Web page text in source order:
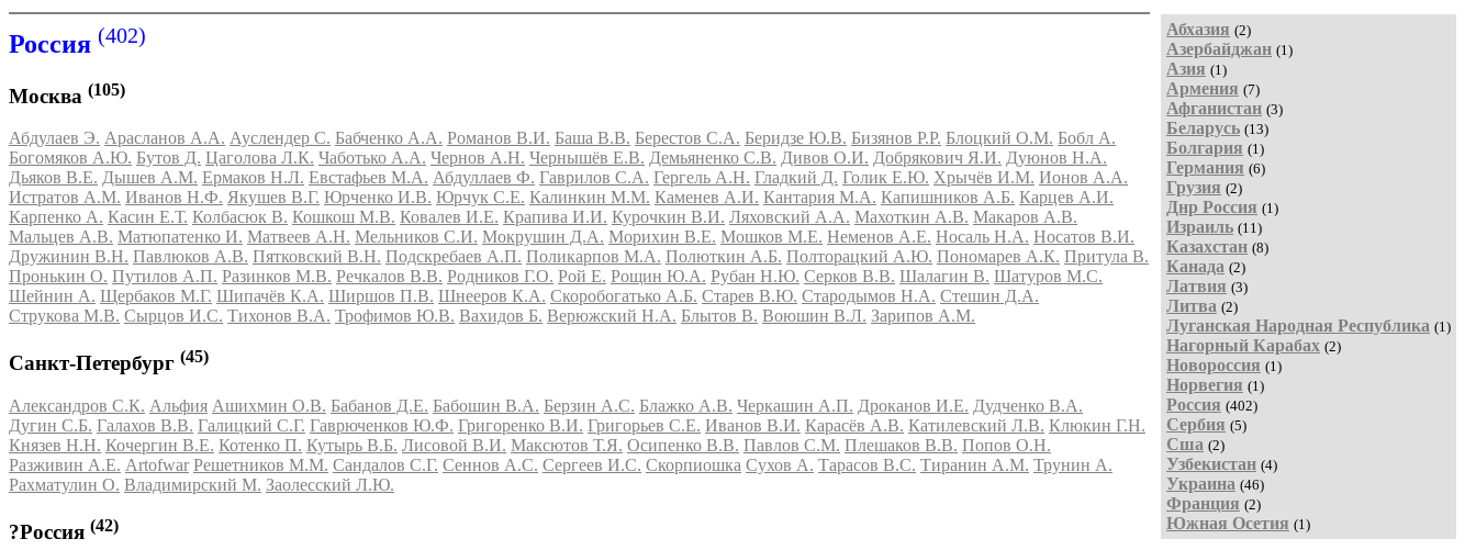
Абхазия (2)
Азербайджан (1)
Азия (1)
Армения (7)
Афганистан (3)
Беларусь (13)
Болгария (1)
Германия (6)
Грузия (2)
Днр Россия (1)
Израиль (11)
Казахстан (8)
Канада (2)
Латвия (3)
Литва (2)
Луганская Народная Республика (1)
Нагорный Карабах (2)
Новороссия (1)
Норвегия (1)
Россия (402)
Сербия (5)
Сша (2)
Узбекистан (4)
Украина (46)
Франция (2)
Южная Осетия (1)
Россия (402)
Москва (105)
Абдулаев Э. Арасланов А.А. Ауслендер С. Бабченко А.А. Романов В.И. Баша В.В. Берестов С.А. Беридзе Ю.В. Бизянов Р.Р. Блоцкий О.М. Бобл А.
Богомяков А.Ю. Бутов Д. Цаголова Л.К. Чаботько А.А. Чернов А.Н. Чернышёв Е.В. Демьяненко С.В. Дивов О.И. Добрякович Я.И. Дуюнов Н.А.
Дьяков В.Е. Дышев А.М. Ермаков Н.Л. Евстафьев М.А. Абдуллаев Ф. Гаврилов С.А. Гергель А.Н. Гладкий Д. Голик Е.Ю. Хрычёв И.М. Ионов А.А.
Истратов А.М. Иванов Н.Ф. Якушев В.Г. Юрченко И.В. Юрчук С.Е. Калинкин М.М. Каменев А.И. Кантария М.А. Капишников А.Б. Карцев А.И.
Карпенко А. Касин Е.Т. Колбасюк В. Кошкош М.В. Ковалев И.Е. Крапива И.И. Курочкин В.И. Ляховский А.А. Махоткин А.В. Макаров А.В.
Мальцев А.В. Матюпатенко И. Матвеев А.Н. Мельников С.И. Мокрушин Д.А. Морихин В.Е. Мошков М.Е. Неменов А.Е. Носаль Н.А. Носатов В.И.
Дружинин В.Н. Павлюков А.В. Пятковский В.Н. Подскребаев А.П. Поликарпов М.А. Полюткин А.Б. Полторацкий А.Ю. Пономарев А.К. Притула В.
Пронькин О. Путилов А.П. Разинков М.В. Речкалов В.В. Родников Г.О. Рой Е. Рощин Ю.А. Рубан Н.Ю. Серков В.В. Шалагин В. Шатуров М.С.
Шейнин А. Щербаков М.Г. Шипачёв К.А. Ширшов П.В. Шнееров К.А. Скоробогатько А.Б. Старев В.Ю. Стародымов Н.А. Стешин Д.А.
Струкова М.В. Сырцов И.С. Тихонов В.А. Трофимов Ю.В. Вахидов Б. Верюжский Н.А. Блытов В. Воюшин В.Л. Зарипов А.М.
Санкт-Петербург (45)
Александров С.К. Альфия Ашихмин О.В. Бабанов Д.Е. Бабошин В.А. Берзин А.С. Блажко А.В. Черкашин А.П. Дроканов И.Е. Дудченко В.А.
Дугин С.Б. Галахов В.В. Галицкий С.Г. Гаврюченков Ю.Ф. Григоренко В.И. Григорьев С.Е. Иванов В.И. Карасёв А.В. Катилевский Л.В. Клюкин Г.Н.
Князев Н.Н. Кочергин В.Е. Котенко П. Кутырь В.Б. Лисовой В.И. Максютов Т.Я. Осипенко В.В. Павлов С.М. Плешаков В.В. Попов О.Н.
Разживин А.Е. Artofwar Решетников М.М. Сандалов С.Г. Сеннов А.С. Сергеев И.С. Скорпиошка Сухов А. Тарасов В.С. Тиранин А.М. Трунин А.
Рахматулин О. Владимирский М. Заолесский Л.Ю.
?Россия (42)